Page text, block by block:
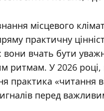
місцевого
практичну
вони вчать бути
ритмам. У 2026 році,
практика «читання
перед